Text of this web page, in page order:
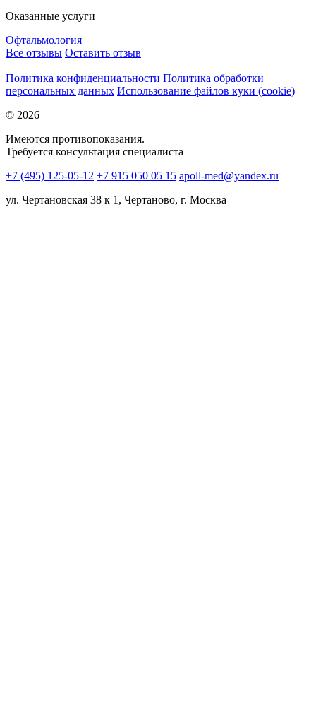
Оказанные услуги
Офтальмология
Все отзывы Оставить отзыв
Политика конфиденциальности Политика обработки
персональных данных Использование файлов куки (cookie)
© 2026
Имеются противопоказания.
Требуется консультация специалиста
+7 (495) 125-05-12 +7 915 050 05 15 apoll-med@yandex.ru
ул. Чертановская 38 к 1, Чертаново, г. Москва